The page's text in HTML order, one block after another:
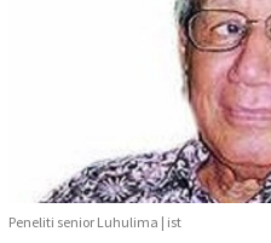
Peneliti senior Luhulima | ist